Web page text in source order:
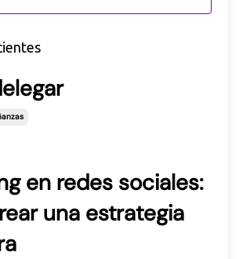
en redes sociales:
una estrategia